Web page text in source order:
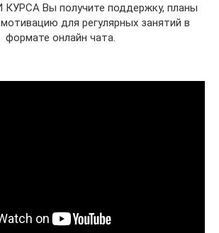
Вы получите поддержку, планы
для регулярных занятий в
формате онлайн чата.